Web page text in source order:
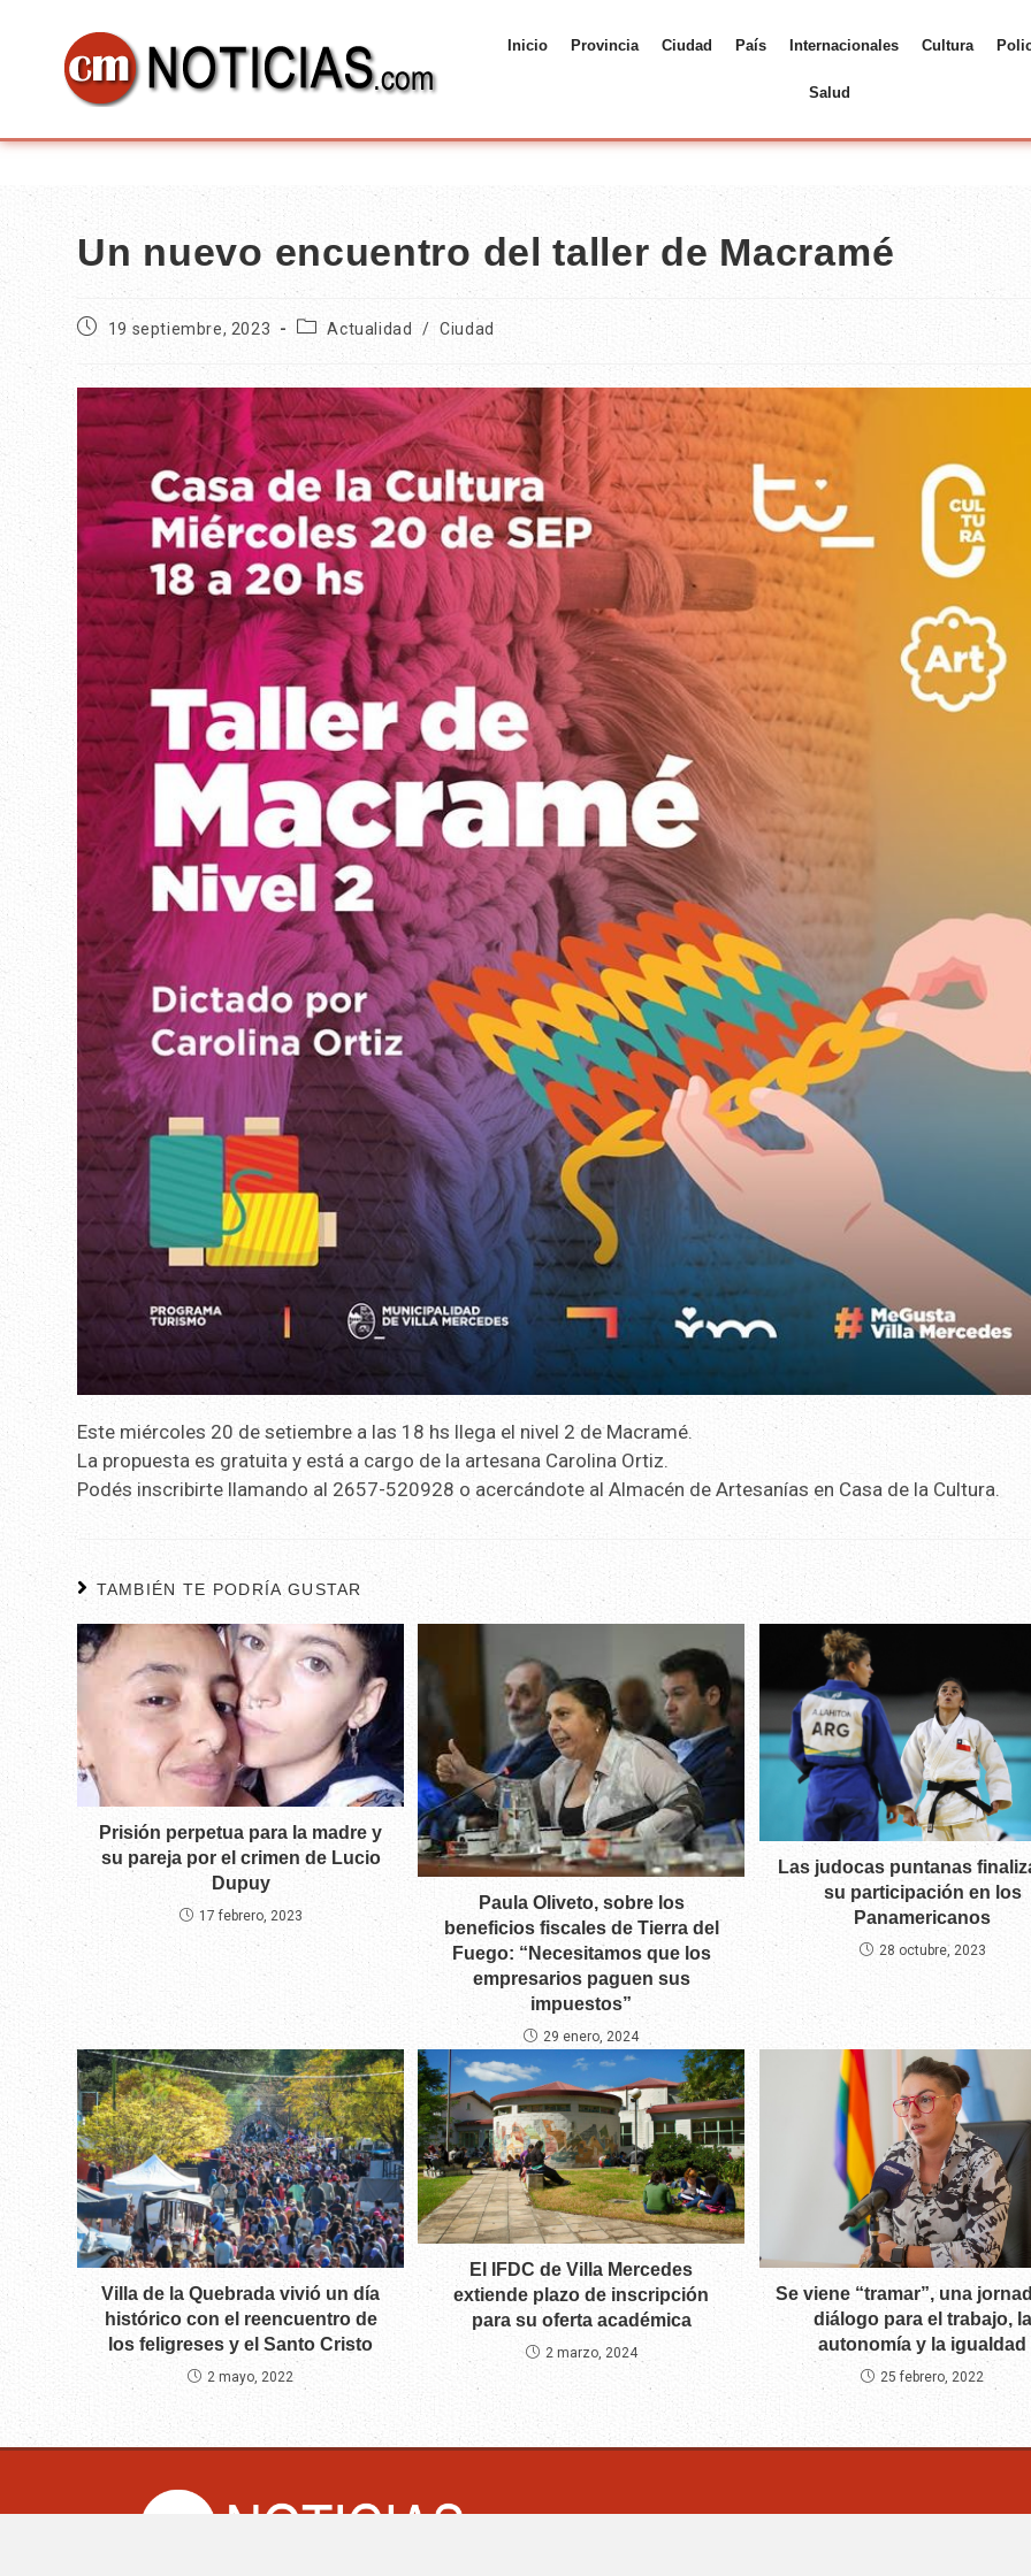
Inicio Provincia Ciudad País Internacionales Cultura
Salud
Un nuevo encuentro del taller de Macramé
19 septiembre, 2023 Actualidad / Ciudad
Este miércoles 20 de setiembre a las 18 hs llega el nivel 2 de Macramé.
La propuesta es gratuita y está a cargo de la artesana Carolina Ortiz.
Podés inscribirte llamando al 2657-520928 o acercándote al Almacén de Artesanías en Casa de la Cultura.
TAMBIÉN TE PODRÍA GUSTAR
Prisión perpetua para la madre y
su pareja por el crimen de Lucio
Dupuy
17 febrero, 2023
Paula Oliveto, sobre los
beneficios fiscales de Tierra del
Fuego: “Necesitamos que los
empresarios paguen sus
impuestos”
29 enero, 2024
Las judocas puntanas
su participación en los
Panamericanos
28 octubre, 2023
Villa de la Quebrada vivió un día
histórico con el reencuentro de
los feligreses y el Santo Cristo
2 mayo, 2022
El IFDC de Villa Mercedes
extiende plazo de inscripción
para su oferta académica
2 marzo, 2024
Se viene “tramar”, una
diálogo para el trabajo, la
autonomía y la igualdad
25 febrero, 2022